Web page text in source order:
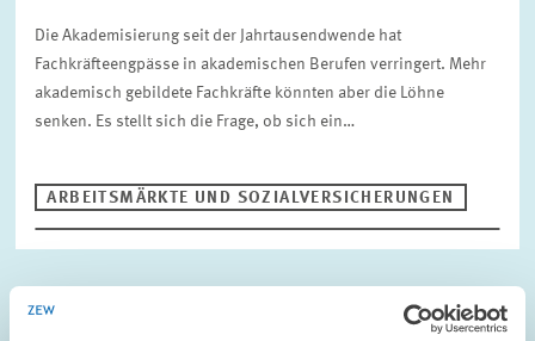
Die Akademisierung seit der Jahrtausendwende hat
Fachkräfteengpässe in akademischen Berufen verringert. Mehr
akademisch gebildete Fachkräfte könnten aber die Löhne
senken. Es stellt sich die Frage, ob sich ein…
ARBEITSMÄRKTE UND SOZIALVERSICHERUNGEN
REFERIERTE FACHZEITSCHRIFT // 2026